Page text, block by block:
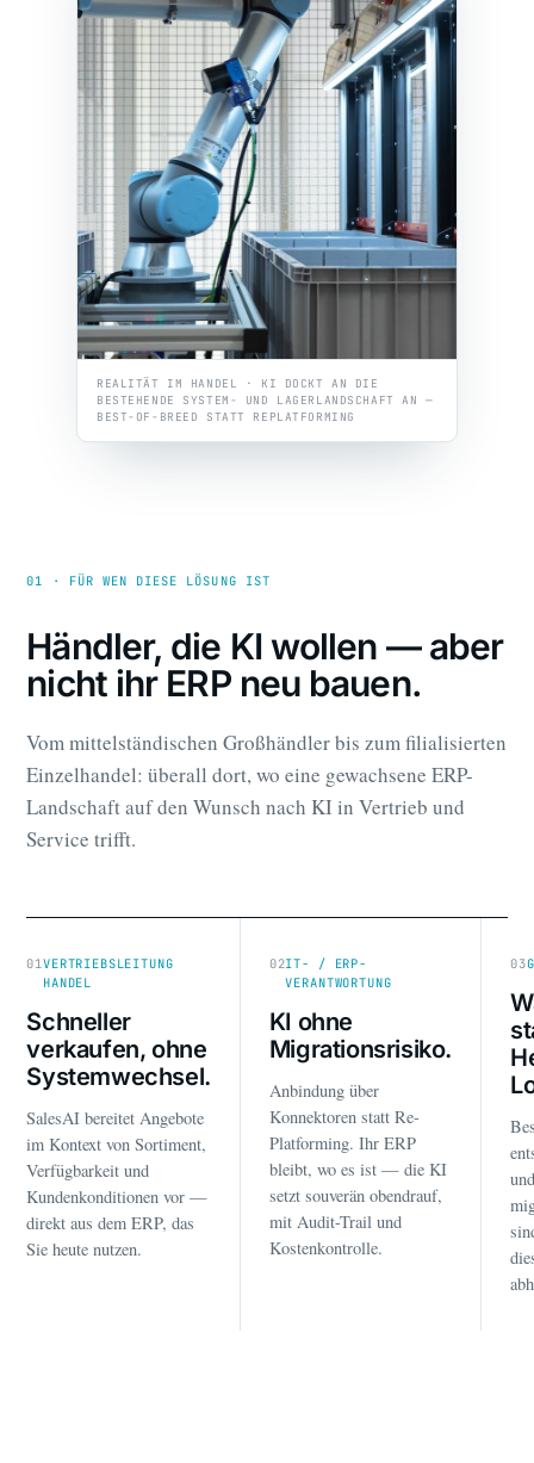
REALITÄT IM HANDEL · KI DOCKT AN DIE
BESTEHENDE SYSTEM- UND LAGERLANDSCHAFT AN —
BEST-OF-BREED STATT REPLATFORMING
01 · FÜR WEN DIESE LÖSUNG IST
Händler, die KI wollen — aber
nicht ihr ERP neu bauen.
Vom mittelständischen Großhändler bis zum filialisierten
Einzelhandel: überall dort, wo eine gewachsene ERP-
Landschaft auf den Wunsch nach KI in Vertrieb und
Service trifft.
01VERTRIEBSLEITUNG
HANDEL
Schneller
verkaufen, ohne
Systemwechsel.
SalesAI bereitet Angebote
im Kontext von Sortiment,
Verfügbarkeit und
Kundenkonditionen vor —
direkt aus dem ERP, das
Sie heute nutzen.
02IT- / ERP-
VERANTWORTUNG
KI ohne
Migrationsrisiko.
Anbindung über
Konnektoren statt Re-
Platforming. Ihr ERP
bleibt, wo es ist — die KI
setzt souverän obendrauf,
mit Audit-Trail und
Kostenkontrolle.
03